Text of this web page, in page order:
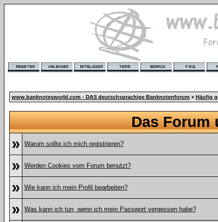
www.banknotesworld.com - DAS deutschsprachige Banknotenforum » Häufig
Das Forum
»
Warum sollte ich mich registrieren?
» Werden Cookies vom Forum benutzt?
» Wie kann ich mein Profil bearbeiten?
» Was kann ich tun, wenn ich mein Passwort vergessen habe?